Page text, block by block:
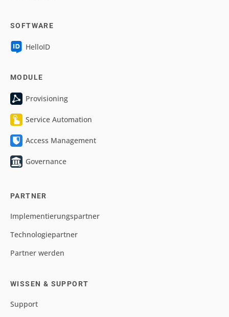
SOFTWARE
HelloID
MODULE
Provisioning
Service Automation
Access Management
Governance
PARTNER
Implementierungspartner
Technologiepartner
Partner werden
WISSEN & SUPPORT
Support